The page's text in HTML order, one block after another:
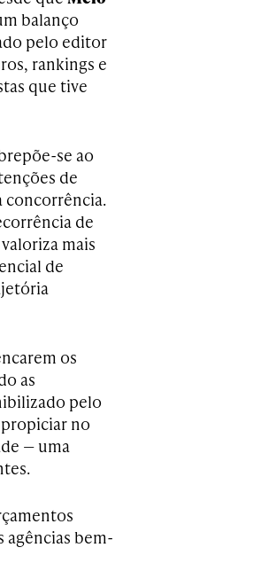
balanço
pelo editor
rankings e
que tive
se ao
de
concorrência.
de
mais
de
os
as
pelo
no
— uma
bem-